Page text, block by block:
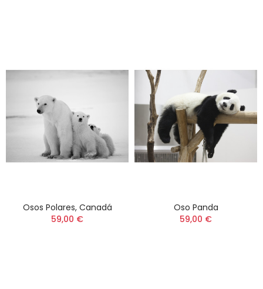
Osos Polares, Canadá
59,00 €
Oso Panda
59,00 €